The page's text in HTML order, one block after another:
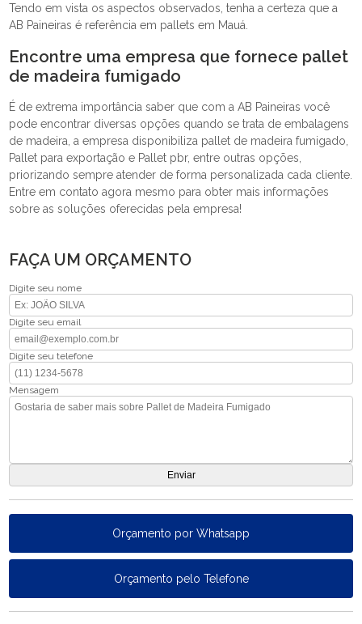
Tendo em vista os aspectos observados, tenha a certeza que a
AB Paineiras é referência em pallets em Mauá.
Encontre uma empresa que fornece pallet
de madeira fumigado
É de extrema importância saber que com a AB Paineiras você
pode encontrar diversas opções quando se trata de embalagens
de madeira, a empresa disponibiliza pallet de madeira fumigado,
Pallet para exportação e Pallet pbr, entre outras opções,
priorizando sempre atender de forma personalizada cada cliente.
Entre em contato agora mesmo para obter mais informações
sobre as soluções oferecidas pela empresa!
FAÇA UM ORÇAMENTO
Digite seu nome
Digite seu email
Digite seu telefone
Mensagem
Orçamento por Whatsapp
Orçamento pelo Telefone